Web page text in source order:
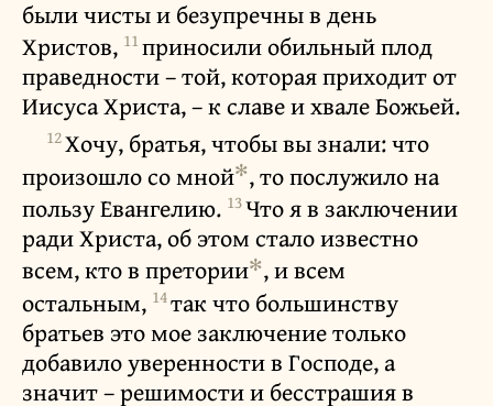
были чисты и безупречны в день
Христов, 11приносили обильный плод
праведности – той, которая приходит от
Иисуса Христа, – к славе и хвале Божьей.
12Хочу, братья, чтобы вы знали: что
произошло со мной✻, то послужило на
пользу Евангелию. 13Что я в заключении
ради Христа, об этом стало известно
всем, кто в претории✻, и всем
остальным, 14так что большинству
братьев это мое заключение только
добавило уверенности в Господе, а
значит – решимости и бесстрашия в